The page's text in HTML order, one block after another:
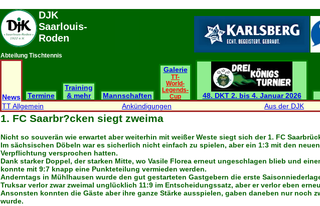
DJK
Saarlouis-
Roden
Abteilung Tischtennis
News Termine
Training
& mehr
Mannschaften
Galerie
TT-
World-
Legends-
Cup
48. DKT 2. bis 4. Januar 2026
TT Allgemein
Ankündigungen Aus der DJK
1. FC Saarbr?cken siegt zweima
Nicht so souverän wie erwartet aber weiterhin mit weißer Weste siegt sich der 1. FC
Im sächsischen Döbeln war es sicherlich nicht einfach zu spielen, aber ein 1:3 mit den
Verpflichtung versprochen hatten.
Dank starker Doppel, der starken Mitte, wo Vasile Florea erneut ungeschlagen blieb und
konnte mit 9:7 knapp eine Punkteteilung vermieden werden.
Anderntags in Mühlhausen wurde den gut gestarteten Gastgebern die erste
Truksar verlor zwar zweimal unglücklich 11:9 im Entscheidungssatz, aber er verlor eben
Ansonsten konnten die Gäste aber ihre ganze Stärke ausspielen, gaben daneben nur
wurde.